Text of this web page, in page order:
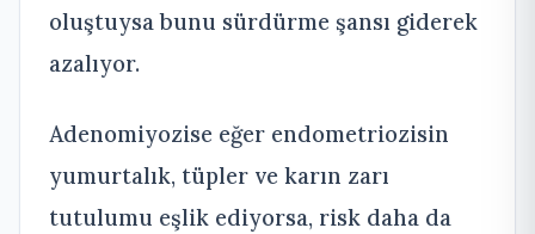
oluştuysa bunu sürdürme şansı giderek
azalıyor.
Adenomiyozise eğer endometriozisin
yumurtalık, tüpler ve karın zarı
tutulumu eşlik ediyorsa, risk daha da